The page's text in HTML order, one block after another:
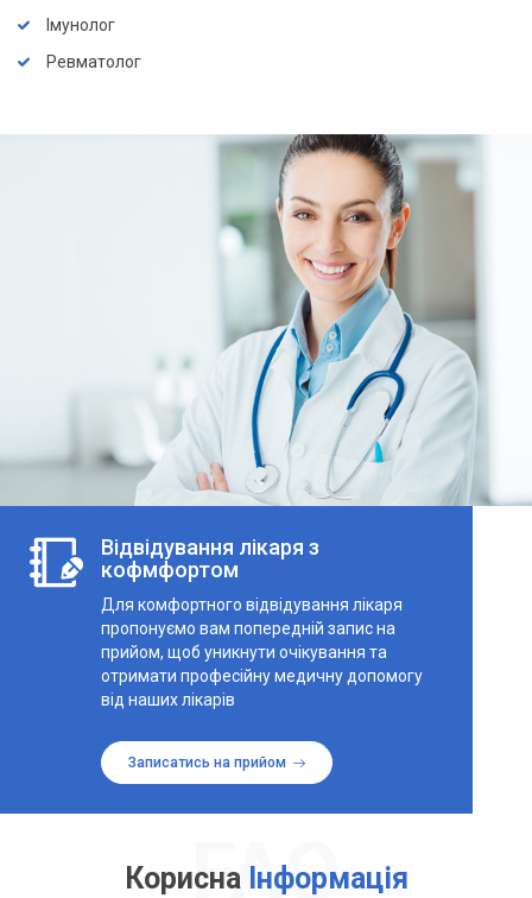
Імунолог
Ревматолог
Відвідування лікаря з
кофмфортом
Для комфортного відвідування лікаря
пропонуємо вам попередній запис на
прийом, щоб уникнути очікування та
отримати професійну медичну допомогу
від наших лікарів
Записатись на прийом
Корисна Інформація